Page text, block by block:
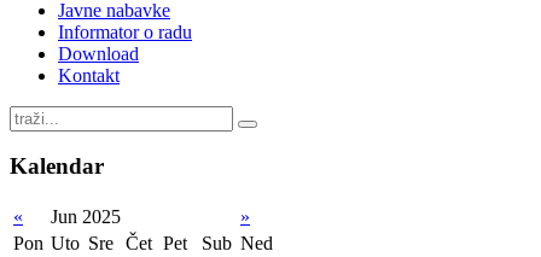
Javne nabavke
Informator o radu
Download
Kontakt
Kalendar
« Jun 2025
»
Pon Uto Sre Čet Pet Sub Ned